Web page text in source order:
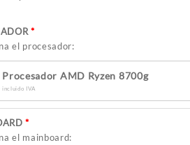
el procesador:
Procesador AMD Ryzen 8700g
incluido IVA
el mainboard: